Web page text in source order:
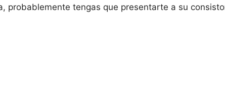
probablemente tengas que presentarte a su